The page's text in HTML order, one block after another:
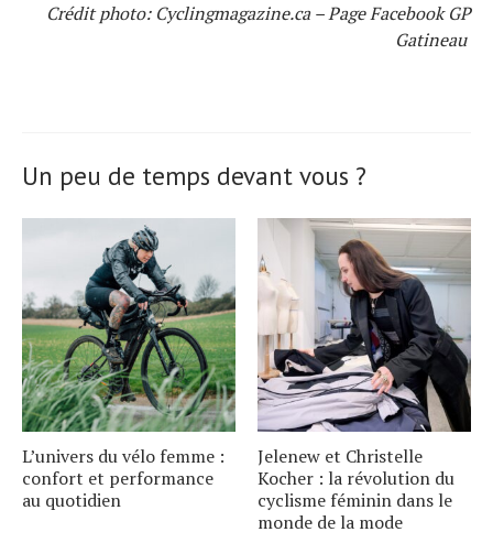
Crédit photo: Cyclingmagazine.ca – Page Facebook GP
Gatineau
Un peu de temps devant vous ?
L’univers du vélo femme :
confort et performance
au quotidien
Jelenew et Christelle
Kocher : la révolution du
cyclisme féminin dans le
monde de la mode